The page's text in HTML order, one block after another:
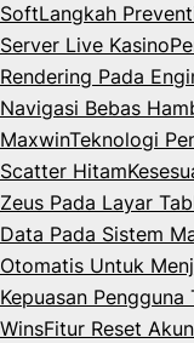
SoftLangkah
Server Live Kasino
Rendering Pada
Navigasi Bebas
MaxwinTeknologi
Scatter Hitam
Zeus Pada Layar
Data Pada Sistem
Otomatis Untuk
Kepuasan
WinsFitur Reset